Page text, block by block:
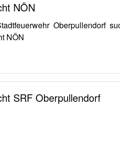
NÖN
Oberpullendorf
NÖN
SRF Oberpullendorf